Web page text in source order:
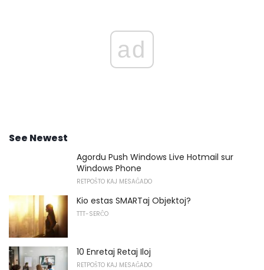
ad
See Newest
Agordu Push Windows Live Hotmail sur
Windows Phone
RETPOŜTO KAJ MESAĜADO
Kio estas SMARTaj Objektoj?
TTT-SERĈO
10 Enretaj Retaj Iloj
RETPOŜTO KAJ MESAĜADO